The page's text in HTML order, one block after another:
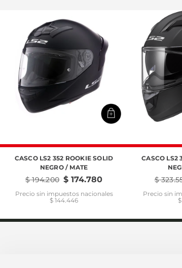
CASCO LS2 352 ROOKIE SOLID
NEGRO / MATE
$ 194.200 $ 174.780
Precio sin impuestos nacionales
$ 144.446
CASCO LS2
$ 323.
Precio sin